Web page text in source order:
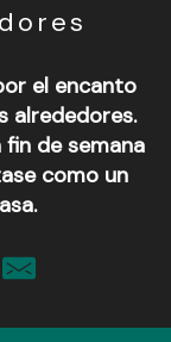
el encanto
alrededores.
de semana
como un